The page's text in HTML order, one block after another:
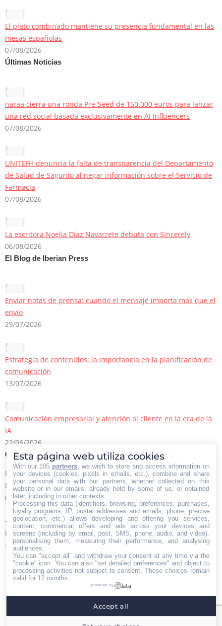
El plato combinado mantiene su presencia fundamental en las
mesas españolas
07/08/2026
Últimas Noticias
naraa cierra una ronda Pre-Seed de 150.000 euros para lanzar
una red social basada exclusivamente en AI Influencers
07/08/2026
UNITEFH denuncia la falta de transparencia del Departamento
de Salud de Sagunto al negar información sobre el Servicio de
Farmacia
07/08/2026
La escritora Noelia Díaz Navarrete debuta con Sincerely
06/08/2026
El Blog de Iberian Press
Enviar notas de prensa: cuando el mensaje importa más que el
envío
29/07/2026
Estrategia de contenidos: la importancia en la planificación de
comunicación
13/07/2026
Comunicación empresarial y atención al cliente en la era de la
IA
22/06/2026
Contacto Iberian Press
Principales vías de contacto:
E-mail:
info@iberianpress.es
Teléfono:
+34 911863556
Fax:
+34 911863556
Encuéntranos en:
Facebook
page
new
X
page
new
YouTube
page
new
Rss
page
new
Home Quiénes somos Servicios Contacto
Iberian Press® - Agencia especializada en relaciones
Esta página web utiliza cookies
With our 105 partners , we wish to store and access information on
your devices (cookies, pixels in emails, etc.), combine and share
your personal data with our partners, whether collected on this
website or in our emails, already held by some of us, or obtained
later, including in other contexts.
Processing this data (identifiers, browsing, preferences, purchases,
loyalty programs, IP, postal addresses and emails, phone, precise
geolocation, etc.) allows developing and offering you services,
content, commercial offers and ads across your devices and
screens (including by email, post, SMS, phone, audio, and video),
personalising them, measuring their performance, and analysing
audiences.
You can "accept all" and withdraw your consent at any time via the
"cookie" icon . You can also "set detailed preferences" and object to
processing activities not subject to consent. These choices remain
valid for 12 months.
powered by
Accept all